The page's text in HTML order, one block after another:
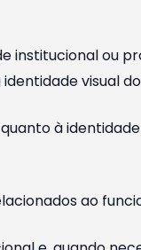
institucional ou
visual
à
ao